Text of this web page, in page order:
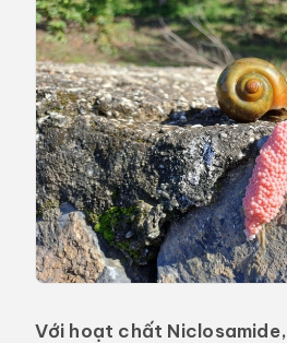
Với hoạt chất Niclosamide,